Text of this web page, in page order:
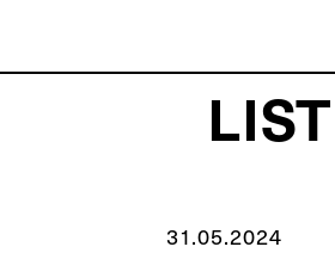
31.05.2024